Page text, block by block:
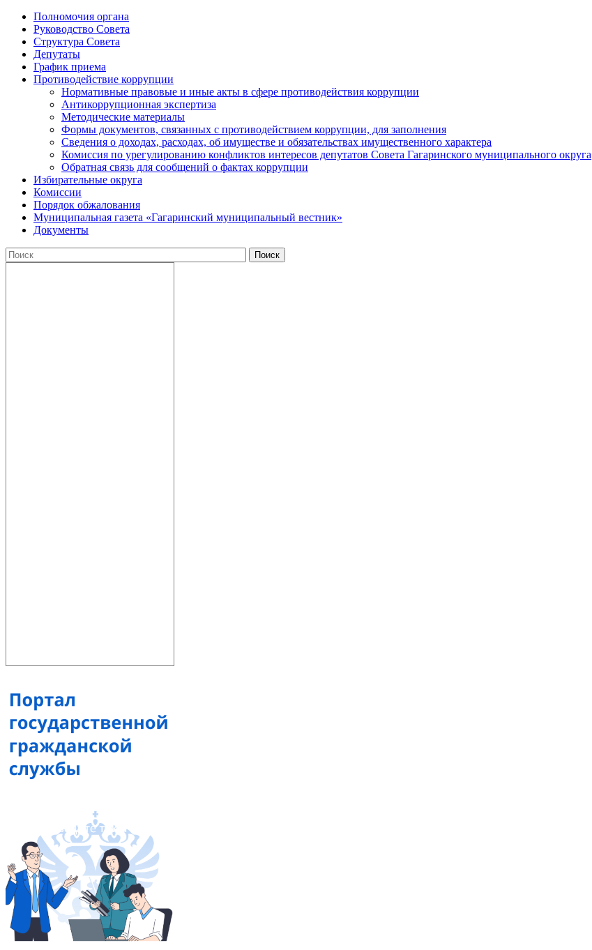
Полномочия органа
Руководство Совета
Структура Совета
Депутаты
График приема
Противодействие коррупции
Нормативные правовые и иные акты в сфере противодействия коррупции
Антикоррупционная экспертиза
Методические материалы
Формы документов, связанных с противодействием коррупции, для заполнения
Сведения о доходах, расходах, об имуществе и обязательствах имущественного характера
Комиссия по урегулированию конфликтов интересов депутатов Совета Гагаринского муниципального округа
Обратная связь для сообщений о фактах коррупции
Избирательные округа
Комиссии
Порядок обжалования
Муниципальная газета «Гагаринский муниципальный вестник»
Документы